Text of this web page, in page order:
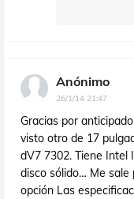
Anónimo
26/1/14 21:47
Gracias por
visto otro de 17
dV7 7302. Tiene Intel
disco sólido… Me sale
opción Las